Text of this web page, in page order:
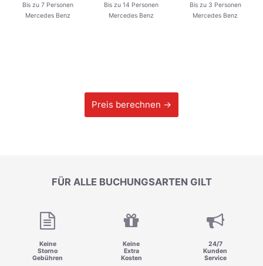
Bis zu 7 Personen
Mercedes Benz
Bis zu 14 Personen
Mercedes Benz
Bis zu 3 Personen
Mercedes Benz
Preis berechnen →
FÜR ALLE BUCHUNGSARTEN GILT
Keine
Storno
Gebühren
Keine
Extra
Kosten
24/7
Kunden
Service